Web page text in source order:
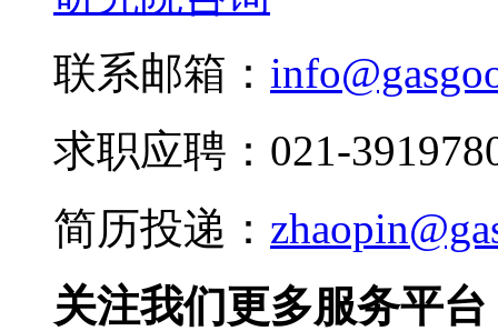
联系邮箱：
求职应聘：021-
简历投递：
关注我们更多服务平台